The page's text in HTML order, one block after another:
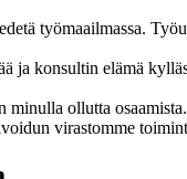
työmaailmassa.
ja konsultin elämä
ollutta
virastomme